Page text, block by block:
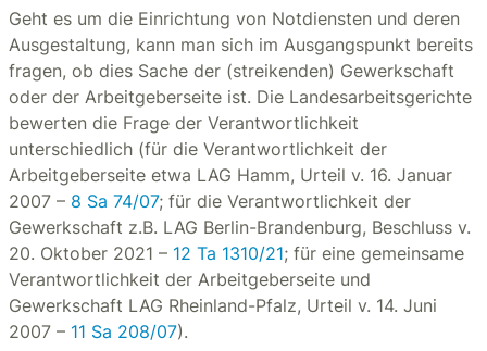
Geht es um die Einrichtung von Notdiensten und deren
Ausgestaltung, kann man sich im Ausgangspunkt bereits
fragen, ob dies Sache der (streikenden) Gewerkschaft
oder der Arbeitgeberseite ist. Die Landesarbeitsgerichte
bewerten die Frage der Verantwortlichkeit
unterschiedlich (für die Verantwortlichkeit der
Arbeitgeberseite etwa LAG Hamm, Urteil v. 16. Januar
2007 – 8 Sa 74/07; für die Verantwortlichkeit der
Gewerkschaft z.B. LAG Berlin-Brandenburg, Beschluss v.
20. Oktober 2021 – 12 Ta 1310/21; für eine gemeinsame
Verantwortlichkeit der Arbeitgeberseite und
Gewerkschaft LAG Rheinland-Pfalz, Urteil v. 14. Juni
2007 – 11 Sa 208/07).